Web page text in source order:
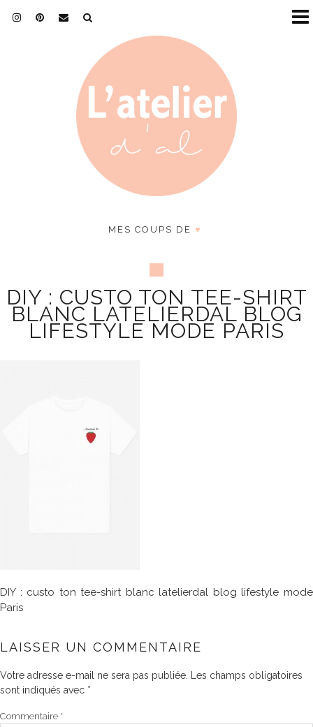
MES COUPS DE ♥
DIY : CUSTO TON TEE-SHIRT
BLANC LATELIERDAL BLOG
LIFESTYLE MODE PARIS
DIY : custo ton tee-shirt blanc latelierdal blog lifestyle mode
Paris
LAISSER UN COMMENTAIRE
Votre adresse e-mail ne sera pas publiée.
Les champs obligatoires
sont indiqués avec *
Commentaire *